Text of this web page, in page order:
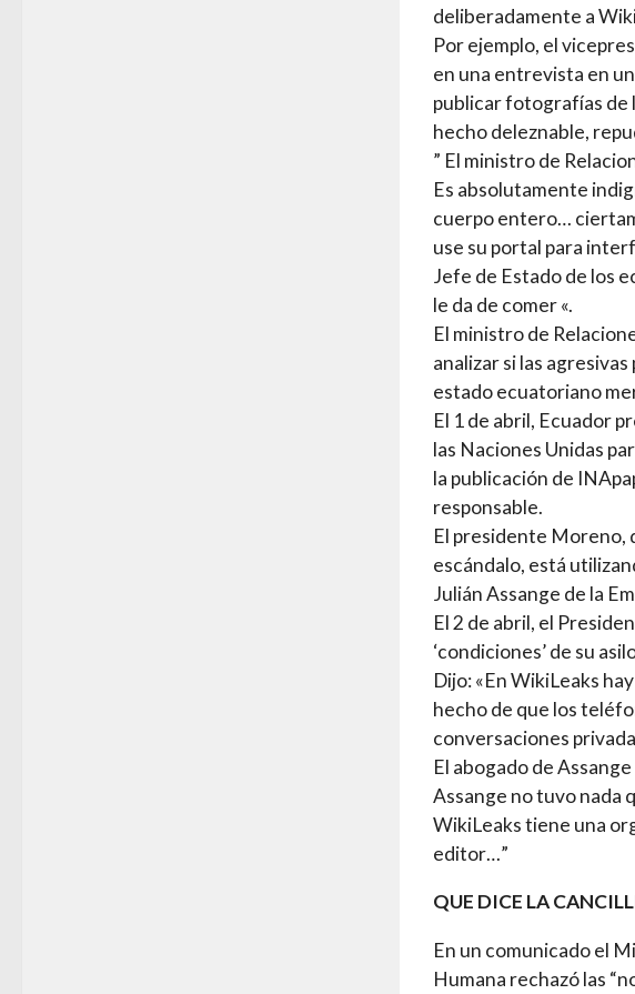
deliberadamente a
Por ejemplo, el
en una entrevista en
publicar fotografías de
hecho deleznable,
” El ministro de
Es absolutamente
cuerpo entero…
use su portal para
Jefe de Estado de los
le da de comer «.
El ministro de
analizar si las
estado ecuatoriano
El 1 de abril, Ecuador
las Naciones Unidas
la publicación de
responsable.
El presidente Moreno,
escándalo, está
Julián Assange de la
El 2 de abril, el
‘condiciones’ de su
Dijo: «En WikiLeaks
hecho de que los
conversaciones
El abogado de
Assange no tuvo nada
WikiLeaks tiene una
editor…”
QUE DICE LA
En un comunicado el
Humana rechazó las